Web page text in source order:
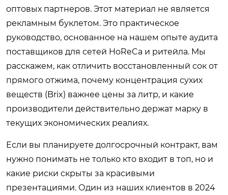
оптовых партнеров. Этот материал не является
рекламным буклетом. Это практическое
руководство, основанное на нашем опыте аудита
поставщиков для сетей HoReCa и ритейла. Мы
расскажем, как отличить восстановленный сок от
прямого отжима, почему концентрация сухих
веществ (Brix) важнее цены за литр, и какие
производители действительно держат марку в
текущих экономических реалиях.
Если вы планируете долгосрочный контракт, вам
нужно понимать не только кто входит в топ, но и
какие риски скрыты за красивыми
презентациями. Один из наших клиентов в 2024